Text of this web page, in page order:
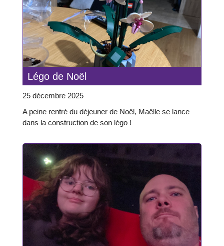
Légo de Noël
25 décembre 2025
A peine rentré du déjeuner de Noël, Maëlle se lance
dans la construction de son légo !